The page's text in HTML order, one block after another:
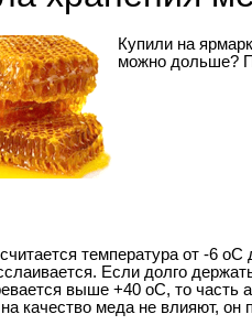
Купили на
можно дольше?
температура от -6
Если долго
выше +40 оС, то часть
качество меда не влияют,